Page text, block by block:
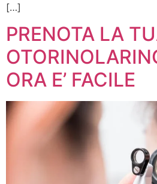
[…]
PRENOTA LA
ORA E’ FACILE